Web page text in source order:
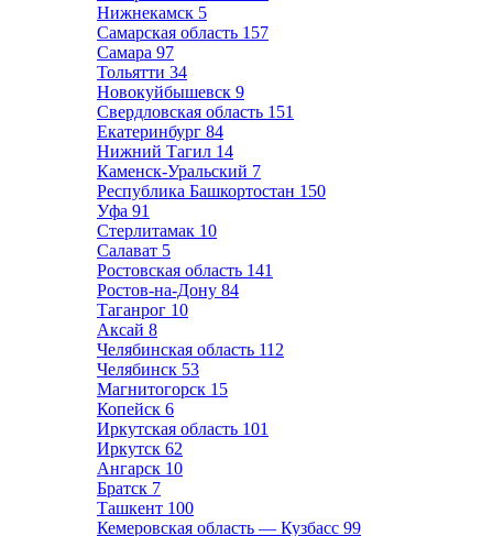
Нижнекамск 5
Самарская область 157
Самара 97
Тольятти 34
Новокуйбышевск 9
Свердловская область 151
Екатеринбург 84
Нижний Тагил 14
Каменск-Уральский 7
Республика Башкортостан 150
Уфа 91
Стерлитамак 10
Салават 5
Ростовская область 141
Ростов-на-Дону 84
Таганрог 10
Аксай 8
Челябинская область 112
Челябинск 53
Магнитогорск 15
Копейск 6
Иркутская область 101
Иркутск 62
Ангарск 10
Братск 7
Ташкент 100
Кемеровская область — Кузбасс 99